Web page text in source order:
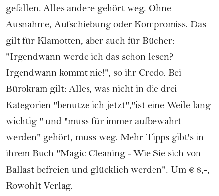
gefallen. Alles andere gehört weg. Ohne
Ausnahme, Aufschiebung oder Kompromiss. Das
gilt für Klamotten, aber auch für Bücher:
"Irgendwann werde ich das schon lesen?
Irgendwann kommt nie!", so ihr Credo. Bei
Bürokram gilt: Alles, was nicht in die drei
Kategorien "benutze ich jetzt","ist eine Weile lang
wichtig " und "muss für immer aufbewahrt
werden" gehört, muss weg. Mehr Tipps gibt's in
ihrem Buch "Magic Cleaning - Wie Sie sich von
Ballast befreien und glücklich werden". Um € 8,-,
Rowohlt Verlag.